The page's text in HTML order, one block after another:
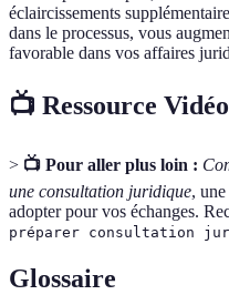
éclaircissements
dans le processus, vous
favorable dans vos affaires
📺 Ressource Vidéo
> 📺 Pour aller plus loin :
une consultation juridique,
adopter pour vos échanges.
préparer consultation
Glossaire